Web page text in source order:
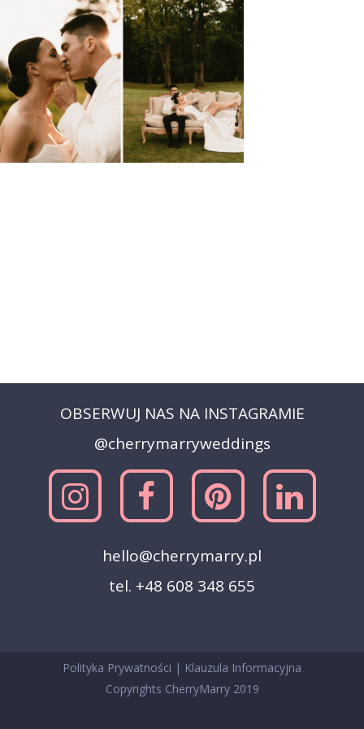
OBSERWUJ NAS NA INSTAGRAMIE
@cherrymarryweddings
hello@cherrymarry.pl
tel. +48 608 348 655
Polityka Prywatności | Klauzula Informacyjna
Copyrights CherryMarry 2019